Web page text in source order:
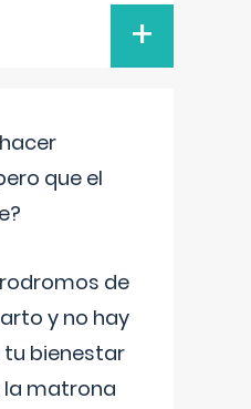
+
que el
de
y no hay
bienestar
la matrona